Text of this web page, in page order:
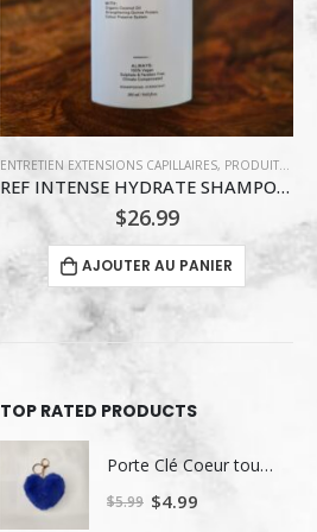
,REF STOCKHOLM
ENTRETIEN EXTENSIONS CAPILLAIRES, MILKSHAKE
MILK SHAKE LEAVE IN CONDITIONER MIEL ET FRUIT 350ML
$27.99
AJOUTER AU PANIER
TOP RATED PRODUCTS
Porte Clé Coeur toutou
$5.99 Le
$4.99